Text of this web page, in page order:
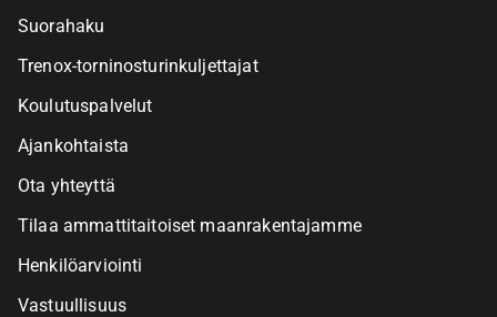
Suorahaku
Trenox-torninosturinkuljettajat
Koulutuspalvelut
Ajankohtaista
Ota yhteyttä
Tilaa ammattitaitoiset maanrakentajamme
Henkilöarviointi
Vastuullisuus